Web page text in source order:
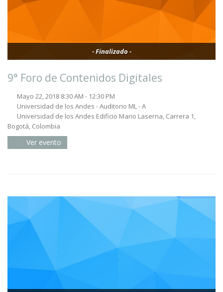
- Finalizado -
9° Foro de Contenidos Digitales
Mayo 22, 2018 8:30 AM - 12:30 PM
Universidad de los Andes - Auditorio ML - A
Universidad de los Andes Edificio Mario Laserna, Carrera 1,
Bogotá, Colombia
Ver evento